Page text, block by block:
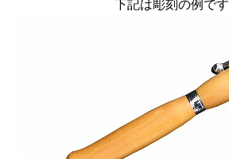
下記は彫刻の例です